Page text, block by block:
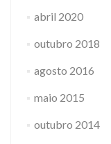
abril 2020
outubro 2018
agosto 2016
maio 2015
outubro 2014